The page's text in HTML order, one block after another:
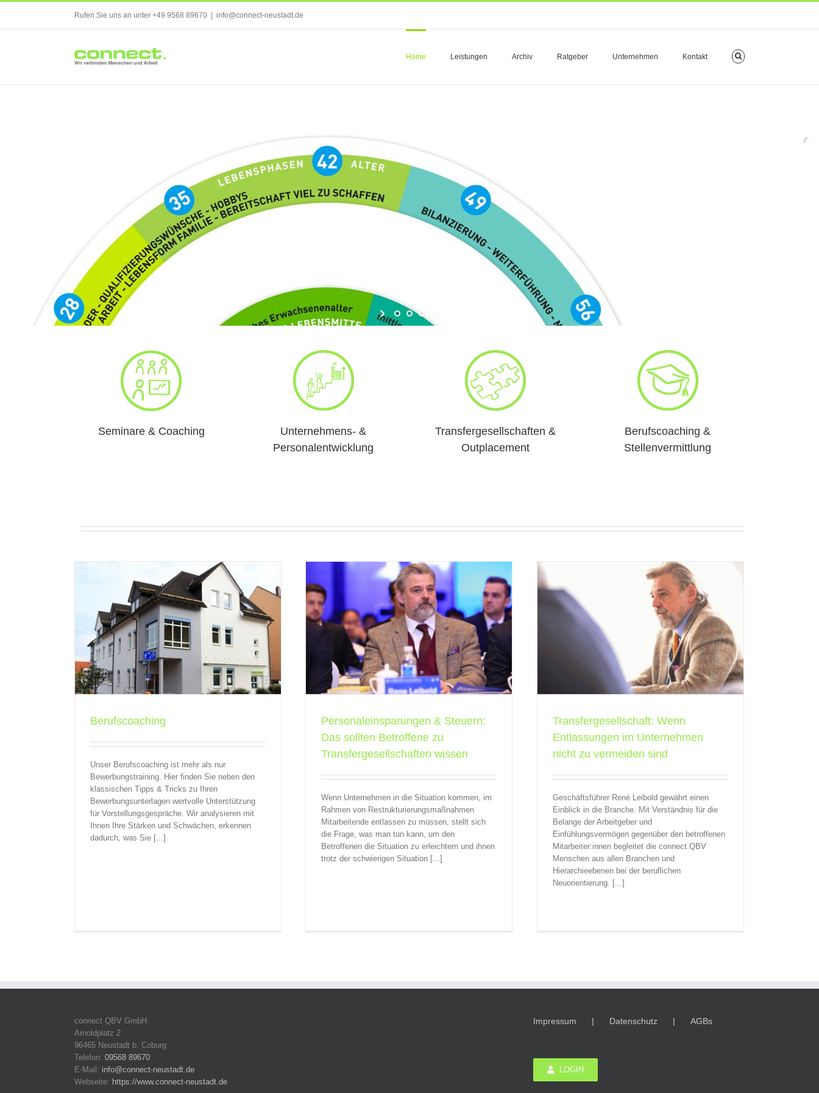
content
Rufen Sie uns an unter +49 9568 89670 info@connect-neustadt.de
Home Leistungen Archiv Ratgeber Unternehmen Kontakt
Seminare & Coaching
Unternehmens- &
Personalentwicklung
Transfergesellschaften &
Outplacement
Berufscoaching &
Stellenvermittlung
Berufscoaching
Unser Berufscoaching ist mehr als nur
Bewerbungstraining. Hier finden Sie neben den
klassischen Tipps & Tricks zu Ihren
Bewerbungsunterlagen wertvolle Unterstützung
für Vorstellungsgespräche. Wir analysieren mit
Ihnen Ihre Stärken und Schwächen, erkennen
dadurch, was Sie [...]
Personaleinsparungen & Steuern: Das sollten
Betroffene zu Transfergesellschaften wissen
QBV Transfergesellschaften
Personaleinsparungen & Steuern:
Das sollten Betroffene zu
Transfergesellschaften wissen
Wenn Unternehmen in die Situation kommen, im
Rahmen von Restrukturierungsmaßnahmen
Mitarbeitende entlassen zu müssen, stellt sich
die Frage, was man tun kann, um den
Betroffenen die Situation zu erleichtern und ihnen
trotz der schwierigen Situation [...]
Transfergesellschaft: Wenn Entlassungen im
Unternehmen nicht zu vermeiden sind
QBV Transfergesellschaften
Transfergesellschaft: Wenn
Entlassungen im Unternehmen
nicht zu vermeiden sind
Geschäftsführer René Leibold gewährt einen
Einblick in die Branche. Mit Verständnis für die
Belange der Arbeitgeber und
Einfühlungsvermögen gegenüber den betroffenen
Mitarbeiter:innen begleitet die connect.QBV
Menschen aus allen Branchen und
Hierarchieebenen bei der beruflichen
Neuorientierung. [...]
connect QBV GmbH
Arnoldplatz 2
96465 Neustadt b. Coburg
Telefon: 09568 89670
E-Mail: info@connect-neustadt.de
Webseite: https://www.connect-neustadt.de
Impressum Datenschutz AGBs
LOGIN